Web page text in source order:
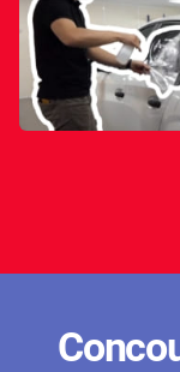
Jetour
Kandi
Karma
Lada